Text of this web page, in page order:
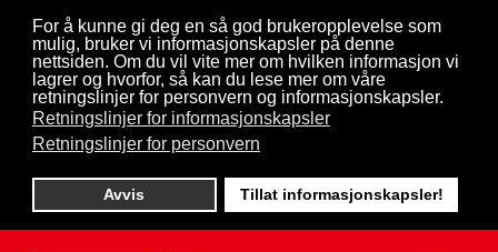
For å kunne gi deg en så god brukeropplevelse som
mulig, bruker vi informasjonskapsler på denne
nettsiden. Om du vil vite mer om hvilken informasjon vi
lagrer og hvorfor, så kan du lese mer om våre
retningslinjer for personvern og informasjonskapsler.
Retningslinjer for informasjonskapsler
Retningslinjer for personvern
Avvis Tillat informasjonskapsler!
Skip to main content